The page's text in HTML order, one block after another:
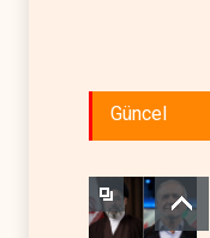
Güncel